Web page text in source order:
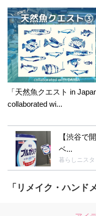
「天然魚クエスト in
collaborated wi...
【渋谷で
ベ...
暮らしニスタ
「リメイク・ハンド